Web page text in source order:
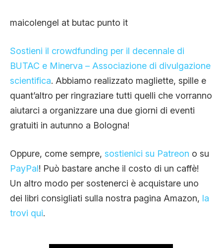
maicolengel at butac punto it
Sostieni il crowdfunding per il decennale di
BUTAC e Minerva – Associazione di divulgazione
scientifica. Abbiamo realizzato magliette, spille e
quant’altro per ringraziare tutti quelli che vorranno
aiutarci a organizzare una due giorni di eventi
gratuiti in autunno a Bologna!
Oppure, come sempre, sostienici su Patreon o su
PayPal! Può bastare anche il costo di un caffè!
Un altro modo per sostenerci è acquistare uno
dei libri consigliati sulla nostra pagina Amazon, la
trovi qui.